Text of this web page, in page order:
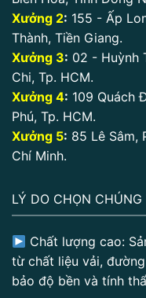
Xưởng 2: 155 - Ấp
Thành, Tiền Giang.
Xưởng 3: 02 - Huỳnh
Chi, Tp. HCM.
Xưởng 4: 109 Quách
Phú, Tp. HCM.
Xưởng 5: 85 Lê Sâm,
Chí Minh.
LÝ DO CHỌN CHÚNG
Chất lượng cao:
từ chất liệu vải,
bảo độ bền và tính